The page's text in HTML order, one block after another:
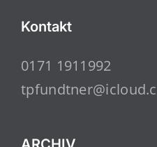
Kontakt
0171 1911992